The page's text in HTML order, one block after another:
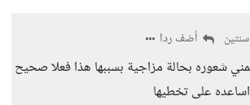
أضف ردا
شعوره بحالة مزاجية بسببها هذا فعلا صحيح
على تخطيها